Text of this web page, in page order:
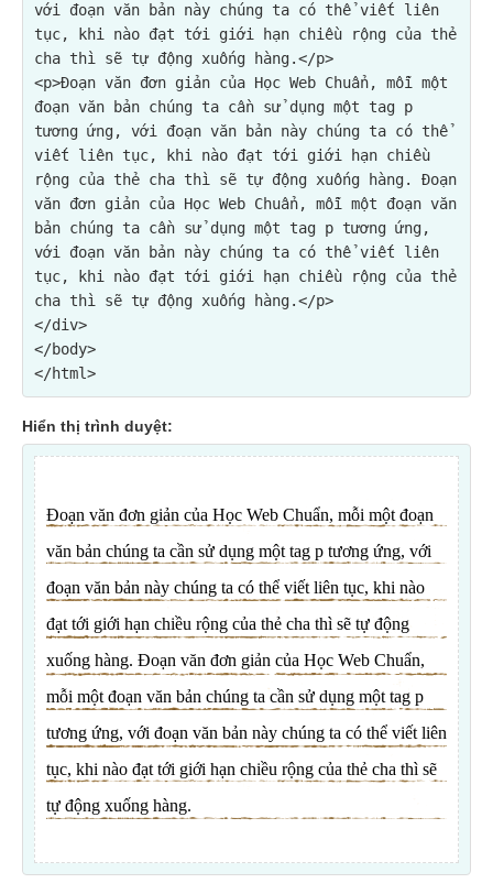
với đoạn văn bản này chúng ta có thể viết liên
tục, khi nào đạt tới giới hạn chiều rộng của thẻ
cha thì sẽ tự động xuống hàng.</p>
<p>Đoạn văn đơn giản của Học Web Chuẩn, mỗi một
đoạn văn bản chúng ta cần sử dụng một tag p
tương ứng, với đoạn văn bản này chúng ta có thể
viết liên tục, khi nào đạt tới giới hạn chiều
rộng của thẻ cha thì sẽ tự động xuống hàng. Đoạn
văn đơn giản của Học Web Chuẩn, mỗi một đoạn văn
bản chúng ta cần sử dụng một tag p tương ứng,
với đoạn văn bản này chúng ta có thể viết liên
tục, khi nào đạt tới giới hạn chiều rộng của thẻ
cha thì sẽ tự động xuống hàng.</p>
</div>
</body>
Hiển thị trình duyệt: